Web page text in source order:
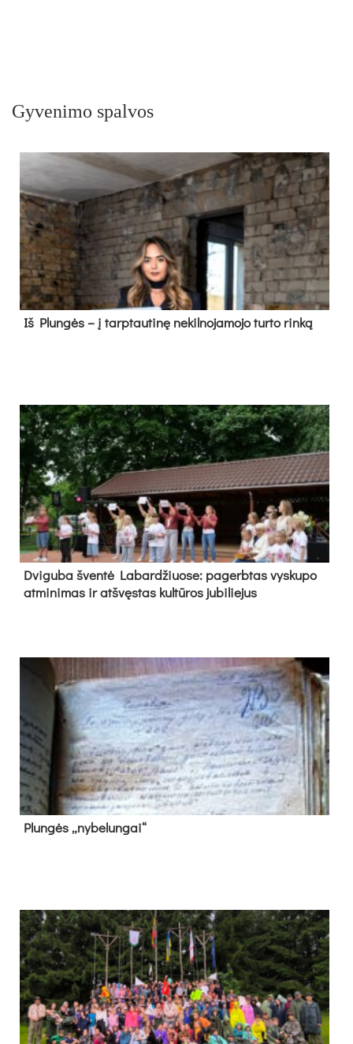
Gyvenimo spalvos
Iš Plungės – į tarptautinę nekilnojamojo turto rinką
Dvi­gu­ba šven­tė La­bar­džiuo­se: pa­gerb­tas vys­ku­po
at­mi­ni­mas ir at­švęs­tas kul­tū­ros ju­bi­lie­jus
Plun­gės „ny­be­lun­gai“